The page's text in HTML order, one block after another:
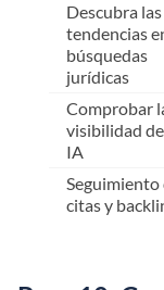
Descubra las
tendencias
búsquedas
jurídicas
Comprobar
visibilidad
IA
Seguimiento
citas y